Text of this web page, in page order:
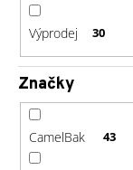
Výprodej 30
Značky
CamelBak 43